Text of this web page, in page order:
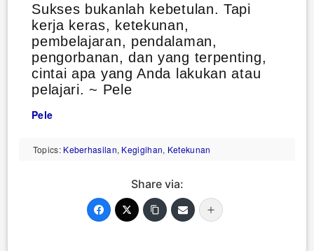
Sukses bukanlah kebetulan. Tapi
kerja keras, ketekunan,
pembelajaran, pendalaman,
pengorbanan, dan yang terpenting,
cintai apa yang Anda lakukan atau
pelajari. ~ Pele
Pele
Topics: Keberhasilan, Kegigihan, Ketekunan
Share via: